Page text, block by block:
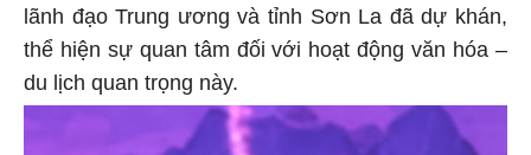
lãnh đạo Trung ương và tỉnh Sơn La đã dự khán,
thể hiện sự quan tâm đối với hoạt động văn hóa –
du lịch quan trọng này.